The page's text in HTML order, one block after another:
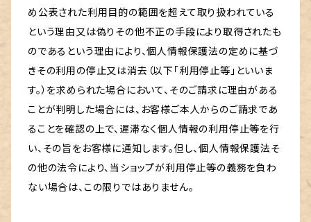
め公表された利用目的の範囲を超えて取り扱われている
という理由又は偽りその他不正の手段により取得されたも
のであるという理由により、個人情報保護法の定めに基づ
きその利用の停止又は消去（以下「利用停止等」といいま
す。）を求められた場合において、そのご請求に理由がある
ことが判明した場合には、お客様ご本人からのご請求であ
ることを確認の上で、遅滞なく個人情報の利用停止等を行
い、その旨をお客様に通知します。但し、個人情報保護法そ
の他の法令により、当ショップが利用停止等の義務を負わ
ない場合は、この限りではありません。